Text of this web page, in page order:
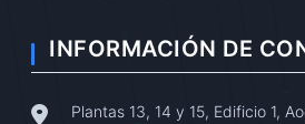
INFORMACIÓN DE
Plantas 13, 14 y 15, Edificio 1,